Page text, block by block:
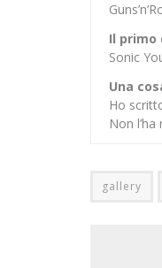
Il primo
Sonic
Una
Ho
Non
gallery